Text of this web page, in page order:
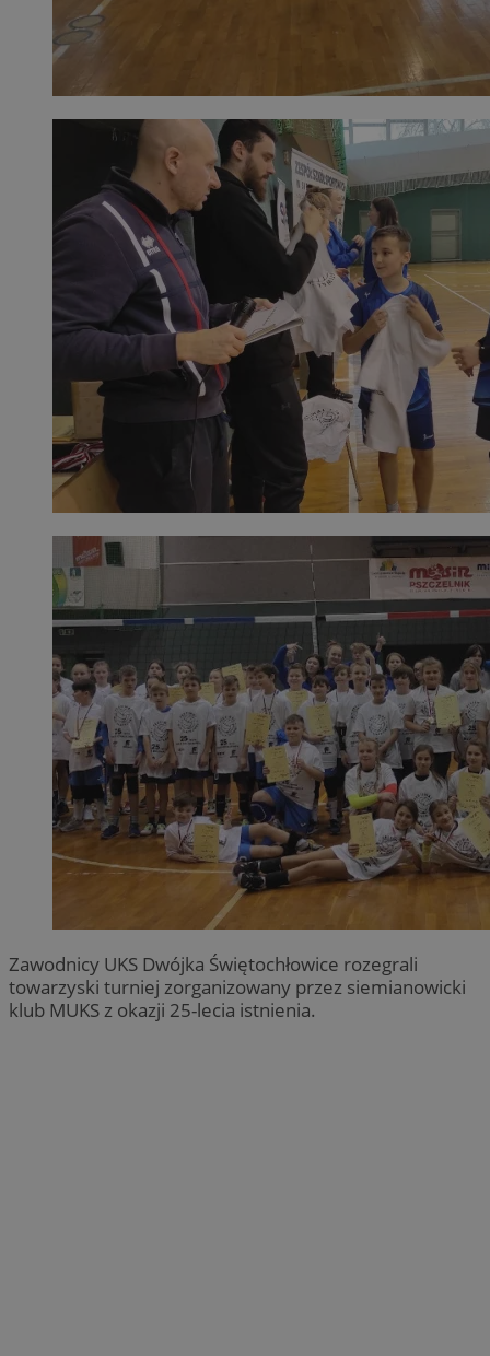
Zawodnicy UKS Dwójka Świętochłowice rozegrali
towarzyski turniej zorganizowany przez siemianowicki
klub MUKS z okazji 25-lecia istnienia.